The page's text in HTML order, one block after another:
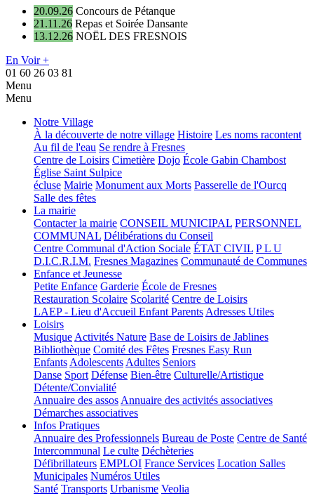
20.09.26 Concours de Pétanque
21.11.26 Repas et Soirée Dansante
13.12.26 NOËL DES FRESNOIS
En Voir +
01 60 26 03 81
Menu
Menu
Notre Village
À la découverte de notre village Histoire Les noms racontent
Au fil de l'eau Se rendre à Fresnes
Centre de Loisirs Cimetière Dojo École Gabin Chambost
Église Saint Sulpice
écluse Mairie Monument aux Morts Passerelle de l'Ourcq
Salle des fêtes
La mairie
Contacter la mairie CONSEIL MUNICIPAL PERSONNEL
COMMUNAL Délibérations du Conseil
Centre Communal d'Action Sociale ÉTAT CIVIL P L U
D.I.C.R.I.M. Fresnes Magazines Communauté de Communes
Enfance et Jeunesse
Petite Enfance Garderie École de Fresnes
Restauration Scolaire Scolarité Centre de Loisirs
LAEP - Lieu d'Accueil Enfant ParentsAdresses Utiles
Loisirs
MusiqueActivités Nature Base de Loisirs de Jablines
Bibliothèque Comité des Fêtes Fresnes Easy Run
EnfantsAdolescentsAdultes Seniors
Danse Sport Défense Bien-être Culturelle/Artistique
Détente/Convialité
Annuaire des assosAnnuaire des activités associatives
Démarches associatives
Infos Pratiques
Annuaire des Professionnels Bureau de Poste Centre de Santé
Intercommunal Le culte Déchèteries
Défibrillateurs EMPLOI France Services Location Salles
Municipales Numéros Utiles
Santé Transports Urbanisme Veolia